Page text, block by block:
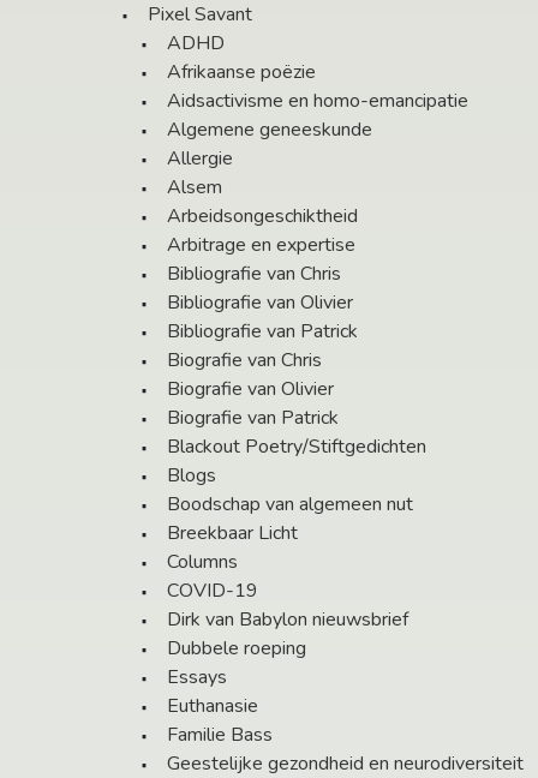
Pixel Savant
ADHD
Afrikaanse poëzie
Aidsactivisme en homo-emancipatie
Algemene geneeskunde
Allergie
Alsem
Arbeidsongeschiktheid
Arbitrage en expertise
Bibliografie van Chris
Bibliografie van Olivier
Bibliografie van Patrick
Biografie van Chris
Biografie van Olivier
Biografie van Patrick
Blackout Poetry/Stiftgedichten
Blogs
Boodschap van algemeen nut
Breekbaar Licht
Columns
COVID-19
Dirk van Babylon nieuwsbrief
Dubbele roeping
Essays
Euthanasie
Familie Bass
Geestelijke gezondheid en neurodiversiteit